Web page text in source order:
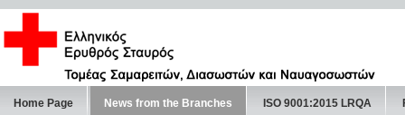
Home Page News from the Branches ISO 9001:2015 LRQA